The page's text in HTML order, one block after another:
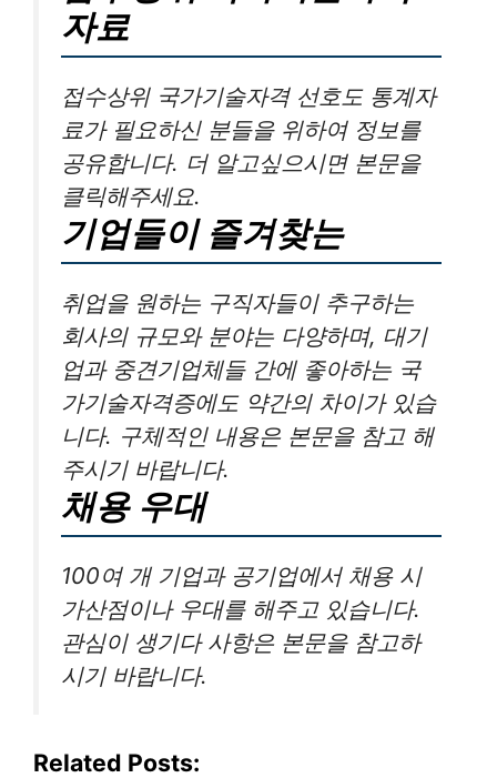
자료
접수상위 국가기술자격 선호도 통계자
료가 필요하신 분들을 위하여 정보를
공유합니다. 더 알고싶으시면 본문을
클릭해주세요.
기업들이 즐겨찾는
취업을 원하는 구직자들이 추구하는
회사의 규모와 분야는 다양하며, 대기
업과 중견기업체들 간에 좋아하는 국
가기술자격증에도 약간의 차이가 있습
니다. 구체적인 내용은 본문을 참고 해
주시기 바랍니다.
채용 우대
100여 개 기업과 공기업에서 채용 시
가산점이나 우대를 해주고 있습니다.
관심이 생기다 사항은 본문을 참고하
시기 바랍니다.
Related Posts: